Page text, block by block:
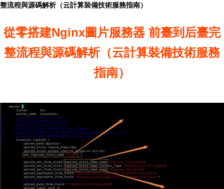
整流程與源碼解析（云計算裝備技術服務指南）
從零搭建Nginx圖片服務器 前臺到后臺完
整流程與源碼解析（云計算裝備技術服務
指南）